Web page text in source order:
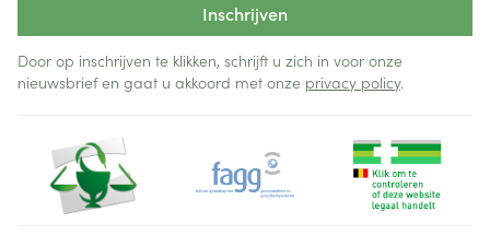
Inschrijven
Door op inschrijven te klikken, schrijft u zich in voor onze
nieuwsbrief en gaat u akkoord met onze privacy policy.